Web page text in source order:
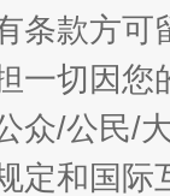
条款方
一切因
众/公民/
定和国